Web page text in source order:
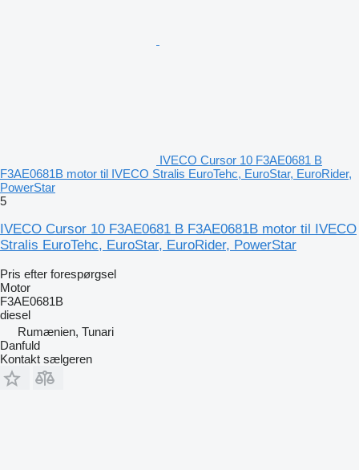
IVECO Cursor 10 F3AE0681 B
F3AE0681B motor til IVECO Stralis EuroTehc, EuroStar, EuroRider,
PowerStar
5
IVECO Cursor 10 F3AE0681 B F3AE0681B motor til IVECO
Stralis EuroTehc, EuroStar, EuroRider, PowerStar
Pris efter forespørgsel
Motor
F3AE0681B
diesel
Rumænien, Tunari
Danfuld
Kontakt sælgeren